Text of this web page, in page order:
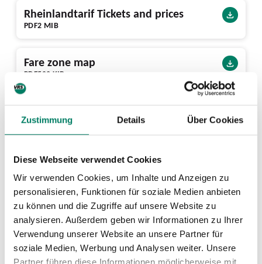
Zustimmung Details Über Cookies
Diese Webseite verwendet Cookies
Wir verwenden Cookies, um Inhalte und Anzeigen zu
personalisieren, Funktionen für soziale Medien anbieten
zu können und die Zugriffe auf unsere Website zu
analysieren. Außerdem geben wir Informationen zu Ihrer
Verwendung unserer Website an unsere Partner für
soziale Medien, Werbung und Analysen weiter. Unsere
PDF2 MIB
Rheinlandtarif Tickets and prices
PDF502 KIB
Fare zone map
Infrastructure
Next departures from Binsfeld Bf